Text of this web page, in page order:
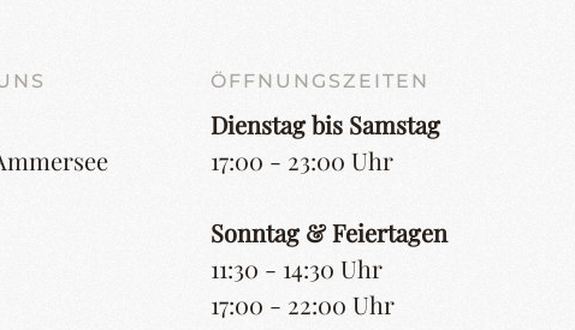
ÖFFNUNGSZEITEN
Dienstag bis Samstag
17:00 - 23:00 Uhr
Sonntag & Feiertagen
11:30 - 14:30 Uhr
17:00 - 22:00 Uhr